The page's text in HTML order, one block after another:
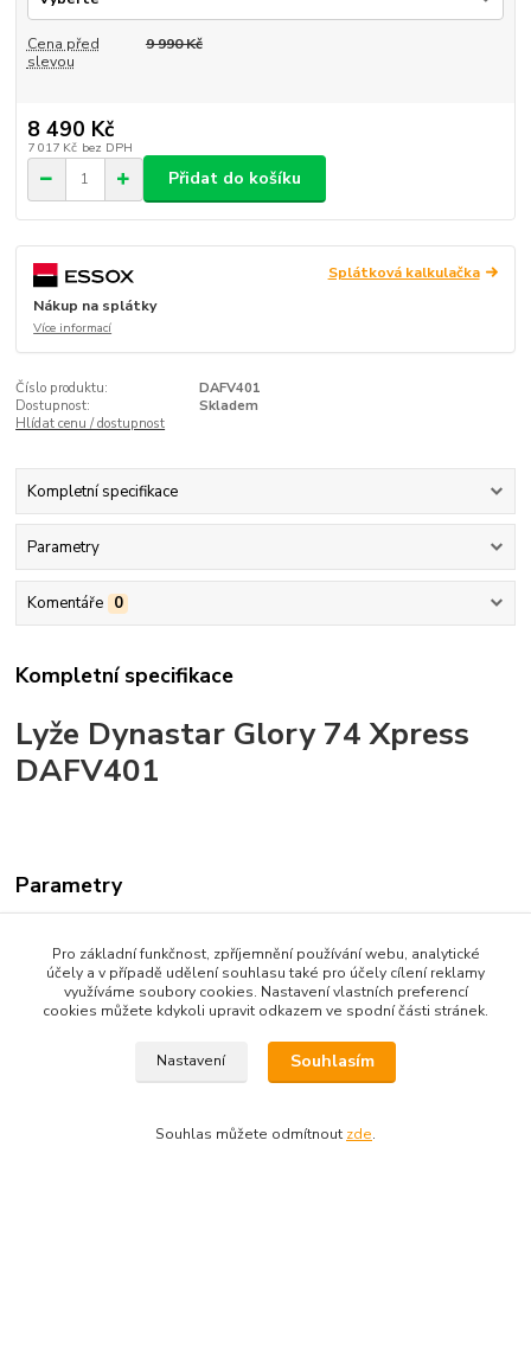
Cena před
slevou
9 990 Kč
8 490 Kč
7 017 Kč bez DPH
Přidat do košíku
Splátková kalkulačka
Nákup na splátky
Více informací
Číslo produktu:
DAFV401
Dostupnost:
Skladem
Hlídat cenu / dostupnost
Kompletní specifikace
Parametry
Komentáře 0
Kompletní specifikace
Lyže Dynastar Glory 74 Xpress
DAFV401
Parametry
Výrobce Dynastar
SJEZDOVÉ LYŽOVÁNÍ
Pro základní funkčnost, zpříjemnění používání webu, analytické
účely a v případě udělení souhlasu také pro účely cílení reklamy
využíváme soubory cookies. Nastavení vlastních preferencí
cookies můžete kdykoli upravit odkazem ve spodní části stránek.
Nastavení Souhlasím
Souhlas můžete odmítnout zde.